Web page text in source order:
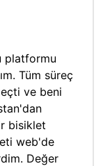
platformu
Tüm süreç
ve beni
bisiklet
web'de
Değer